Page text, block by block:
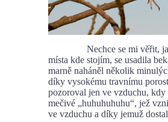
Nechce se mi věřit, jaké
místa kde stojím, se usadila
marně naháněl několik
díky vysokému travnímu
pozoroval jen ve vzduchu, kdy
mečivé „huhuhuhuhu“, jež
ve vzduchu a díky jemuž